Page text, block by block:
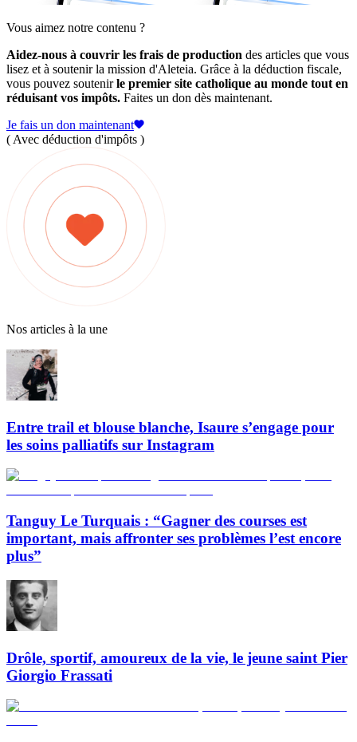
Vous aimez notre contenu ?
Aidez-nous à couvrir les frais de production des articles que vous
lisez et à soutenir la mission d'Aleteia. Grâce à la déduction fiscale,
vous pouvez soutenirle premier site catholique au monde tout en
réduisant vos impôts. Faites un don dès maintenant.
Je fais un don maintenant
( Avec déduction d'impôts )
Nos articles à la une
Entre trail et blouse blanche, Isaure s’engage pour
les soins palliatifs sur Instagram
Tanguy Le Turquais : “Gagner des courses est
important, mais affronter ses problèmes l’est encore
plus”
Drôle, sportif, amoureux de la vie, le jeune saint Pier
Giorgio Frassati